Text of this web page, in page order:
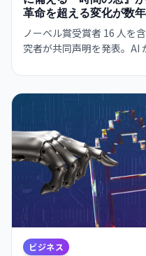
革命を超える変化が数
ノーベル賞受賞者 16 人を
究者が共同声明を発表。AI
警告。具体的な政策提案は
ビジネス